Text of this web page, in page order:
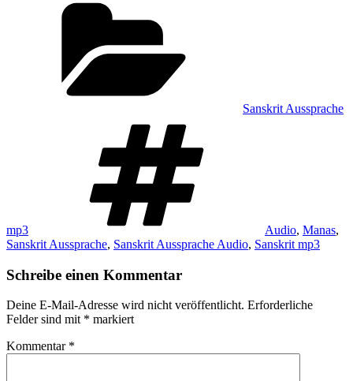
Sanskrit Aussprache
mp3 Audio, Manas,
Sanskrit Aussprache, Sanskrit Aussprache Audio, Sanskrit mp3
Schreibe einen Kommentar
Deine E-Mail-Adresse wird nicht veröffentlicht. Erforderliche
Felder sind mit * markiert
Kommentar *